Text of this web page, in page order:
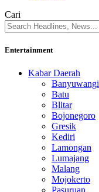
Cari
Entertainment
Kabar Daerah
Banyuwangi
Batu
Blitar
Bojonegoro
Gresik
Kediri
Lamongan
Lumajang
Malang
Mojokerto